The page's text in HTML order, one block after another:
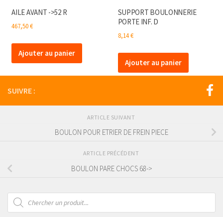
AILE AVANT ->52 R
467,50€
Ajouter au panier
SUPPORT BOULONNERIE
PORTE INF. D
8,14€
Ajouter au panier
SUIVRE :
ARTICLE SUIVANT
BOULON POUR ETRIER DE FREIN PIECE
ARTICLE PRÉCÉDENT
BOULON PARE CHOCS 68->
Recherche
de
produits